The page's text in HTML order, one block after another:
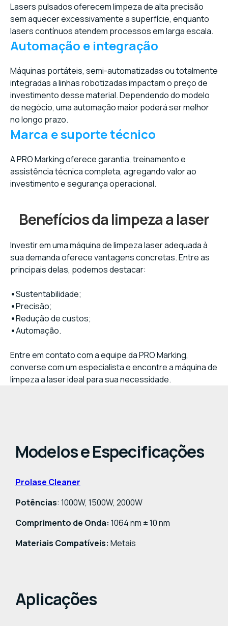
Lasers pulsados oferecem limpeza de alta precisão
sem aquecer excessivamente a superfície, enquanto
lasers contínuos atendem processos em larga escala.
Automação e integração
Máquinas portáteis, semi-automatizadas ou totalmente
integradas a linhas robotizadas impactam o preço de
investimento desse material. Dependendo do modelo
de negócio, uma automação maior poderá ser melhor
no longo prazo.
Marca e suporte técnico
A PRO Marking oferece garantia, treinamento e
assistência técnica completa, agregando valor ao
investimento e segurança operacional.
Benefícios da limpeza a laser
Investir em uma máquina de limpeza laser adequada à
sua demanda oferece vantagens concretas. Entre as
principais delas, podemos destacar:
•Sustentabilidade;
•Precisão;
•Redução de custos;
•Automação.
Entre em contato com a equipe da PRO Marking,
converse com um especialista e encontre a máquina de
limpeza a laser ideal para sua necessidade.
Modelos e Especificações
Prolase Cleaner
Potências: 1000W, 1500W, 2000W
Comprimento de Onda: 1064 nm ± 10 nm
Materiais Compatíveis: Metais
Aplicações